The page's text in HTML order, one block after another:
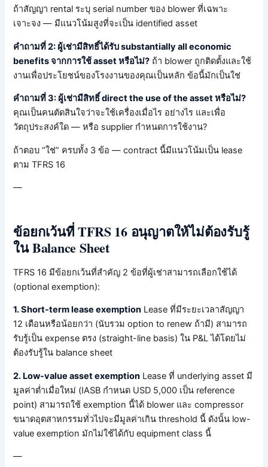
ถ้าสัญญา rental ระบุ serial number ของ blower ที่เฉพาะ
เจาะจง — มีแนวโน้มสูงที่จะเป็น identified asset
คำถามที่ 2: ผู้เช่ามีสิทธิ์ได้รับ substantially all economic
benefits จากการใช้ asset หรือไม่? ถ้า blower ถูกติดตั้งและใช้
งานเพื่อประโยชน์ของโรงงานของคุณเป็นหลัก ข้อนี้มักเป็นใช่
คำถามที่ 3: ผู้เช่ามีสิทธิ์ direct the use of the asset หรือไม่?
คุณเป็นคนตัดสินใจว่าจะใช้เครื่องเมื่อไร อย่างไร และเพื่อ
วัตถุประสงค์ใด — หรือ supplier กำหนดการใช้งาน?
ถ้าตอบ “ใช่” ครบทั้ง 3 ข้อ — contract นี้มีแนวโน้มเป็น lease
ตาม TFRS 16
—
ข้อยกเว้นที่ TFRS 16 อนุญาตให้ไม่ต้องรับรู้
ใน Balance Sheet
TFRS 16 มีข้อยกเว้นที่สำคัญ 2 ข้อที่ผู้เช่าสามารถเลือกใช้ได้
(optional exemption):
1. Short-term lease exemption Lease ที่มีระยะเวลาสัญญา
12 เดือนหรือน้อยกว่า (นับรวม option to renew ถ้ามี) สามารถ
รับรู้เป็น expense ตรง (straight-line basis) ใน P&L ได้โดยไม่
ต้องรับรู้ใน balance sheet
2. Low-value asset exemption Lease ที่ underlying asset มี
มูลค่าต่ำเมื่อใหม่ (IASB กำหนด USD 5,000 เป็น reference
point) สามารถใช้ exemption นี้ได้ blower และ compressor
ขนาดอุตสาหกรรมทั่วไปจะมีมูลค่าเกิน threshold นี้ ดังนั้น low-
value exemption มักไม่ใช้ได้กับ equipment class นี้
—